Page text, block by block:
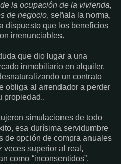
la ocupación de la vivienda,
de negocio, señala la norma,
dispuesto que los beneficios
irrenunciables.
que dio lugar a una
inmobiliario en alquiler,
un contrato
obliga al arrendador a perder
propiedad..
simulaciones de todo
esa durísima servidumbre
de opción de compra anuales
veces superior al real,
como “inconsentidos”,